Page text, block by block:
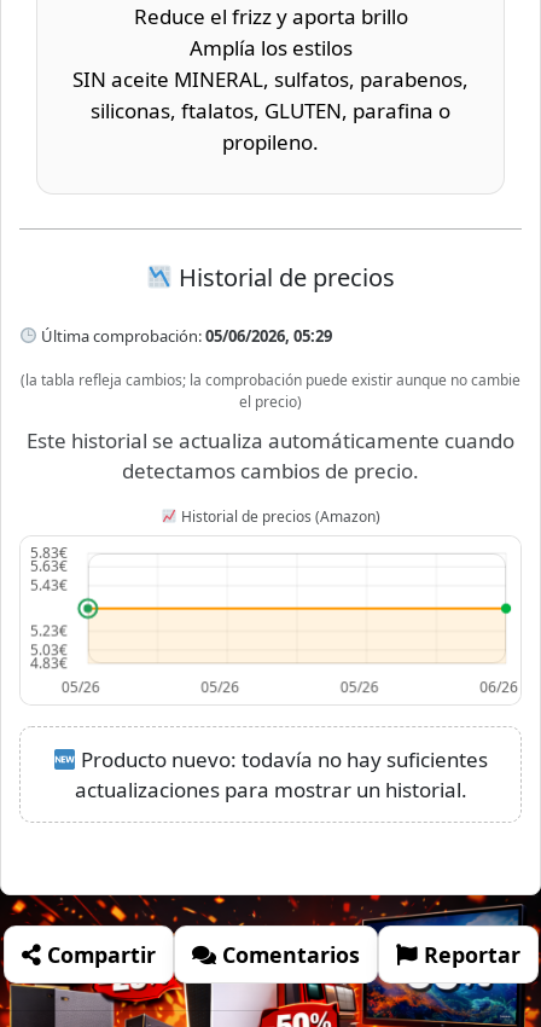
Reduce el frizz y aporta brillo
Amplía los estilos
SIN aceite MINERAL, sulfatos, parabenos,
siliconas, ftalatos, GLUTEN, parafina o
propileno.
Historial de precios
Última comprobación:05/06/2026, 05:29
(la tabla refleja cambios; la comprobación puede existir aunque no cambie
el precio)
Este historial se actualiza automáticamente cuando
detectamos cambios de precio.
Historial de precios (Amazon)
Producto nuevo: todavía no hay suficientes
actualizaciones para mostrar un historial.
Compartir Comentarios Reportar